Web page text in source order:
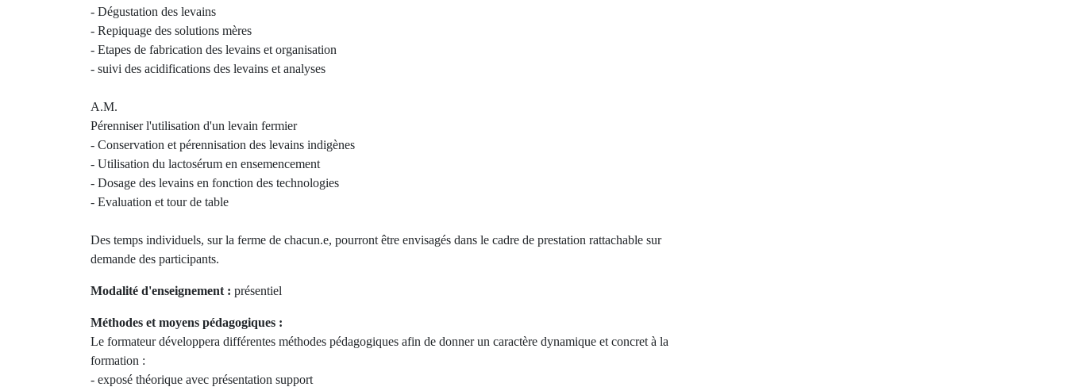
- Dégustation des levains
- Repiquage des solutions mères
- Etapes de fabrication des levains et organisation
- suivi des acidifications des levains et analyses
A.M.
Pérenniser l'utilisation d'un levain fermier
- Conservation et pérennisation des levains indigènes
- Utilisation du lactosérum en ensemencement
- Dosage des levains en fonction des technologies
- Evaluation et tour de table
Des temps individuels, sur la ferme de chacun.e, pourront être envisagés dans le cadre de prestation rattachable sur
demande des participants.
Modalité d'enseignement : présentiel
Méthodes et moyens pédagogiques :
Le formateur développera différentes méthodes pédagogiques afin de donner un caractère dynamique et concret à la
formation :
- exposé théorique avec présentation support